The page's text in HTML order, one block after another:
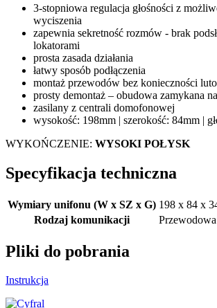
3-stopniowa regulacja głośności z
wyciszenia
zapewnia sekretność rozmów - brak
lokatorami
prosta zasada działania
łatwy sposób podłączenia
montaż przewodów bez konieczności
prosty demontaż – obudowa zamykana
zasilany z centrali domofonowej
wysokość: 198mm | szerokość: 84mm |
WYKOŃCZENIE: WYSOKI POŁYSK
Specyfikacja techniczna
Wymiary unifonu (W x SZ x G) 198 x 84 x
Rodzaj komunikacji
Przewodowa
Pliki do pobrania
Instrukcja